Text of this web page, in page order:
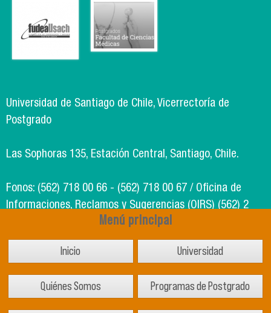
Menú principal
Inicio Universidad
Quiénes Somos Programas de Postgrado
Universidad de Santiago de Chile, Vicerrectoría de
Postgrado
Las Sophoras 135, Estación Central, Santiago, Chile.
Fonos: (562) 718 00 66 - (562) 718 00 67 / Oficina de
Informaciones, Reclamos y Sugerencias (OIRS) (562) 2
Soporte Informático Segic: (562) 718 02 25